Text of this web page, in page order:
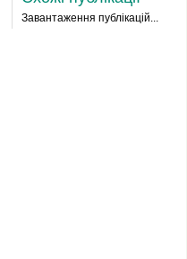
Завантаження публікацій...